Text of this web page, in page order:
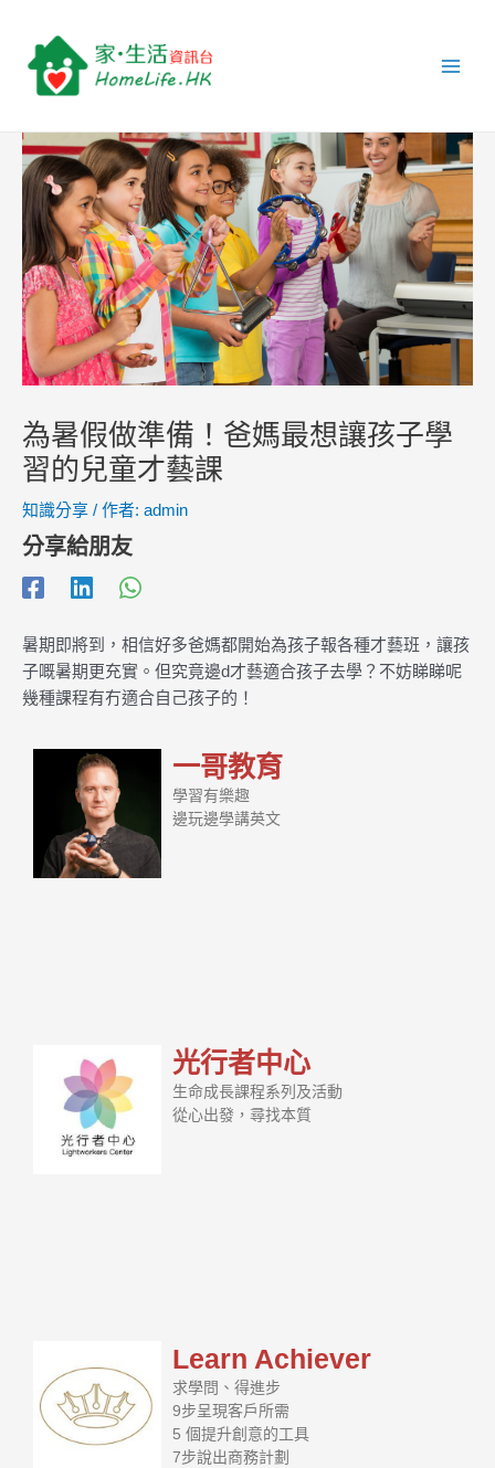
為暑假做準備！爸媽最想讓孩子學
習的兒童才藝課
知識分享 / 作者: admin
分享給朋友
暑期即將到，相信好多爸媽都開始為孩子報各種才藝班，讓孩
子嘅暑期更充實。但究竟邊d才藝適合孩子去學？不妨睇睇呢
幾種課程有冇適合自己孩子的！
一哥教育
學習有樂趣
邊玩邊學講英文
光行者中心
生命成長課程系列及活動
從心出發，尋找本質
Learn Achiever
求學問、得進步
9步呈現客戶所需
5 個提升創意的工具
7步說出商務計劃
navigation